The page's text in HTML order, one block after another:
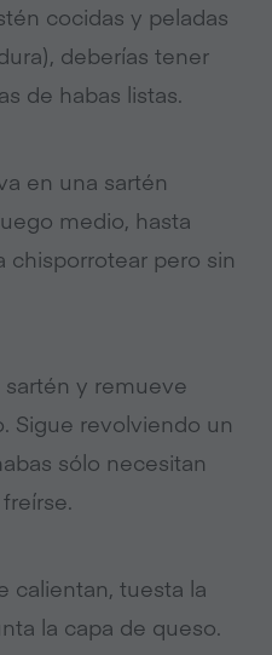
cocidas y peladas
deberías tener
de habas listas.
en una sartén
medio, hasta
chisporrotear pero sin
sartén y remueve
Sigue revolviendo un
sólo necesitan
calientan, tuesta la
la capa de queso.